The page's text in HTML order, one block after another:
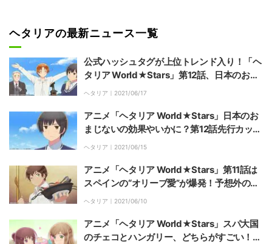
ヘタリアの最新ニュース一覧
公式ハッシュタグが上位トレンド入り！「ヘ
タリア World★Stars」第12話、日本のお祓
いシーンに抱腹絶倒
ヘタリア｜ 2021/06/17
アニメ「ヘタリア World★Stars」日本のお
まじないの効果やいかに？第12話先行カット
＆あらすじ公開
ヘタリア｜ 2021/06/15
アニメ「ヘタリア World★Stars」第11話は
スペインの“オリーブ愛”が爆発！予想外のオ
チにファン爆笑「CMに起用してあげて」
ヘタリア｜ 2021/06/10
アニメ「ヘタリア World★Stars」スパ大国
のチェコとハンガリー、どちらがすごい！？